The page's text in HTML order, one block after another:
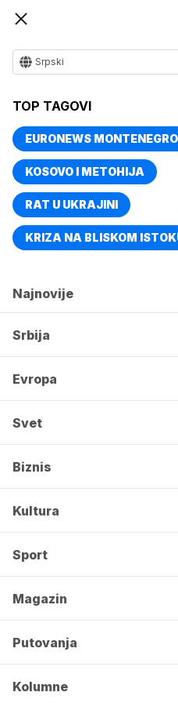
Srpski
TOP TAGOVI
EURONEWS MONTENEGRO
KOSOVO I METOHIJA
RAT U UKRAJINI
KRIZA NA BLISKOM
Najnovije
Srbija
Evropa
Svet
Biznis
Kultura
Sport
Magazin
Putovanja
Kolumne
TOP
Naslovna Srbija
Kurti:
ličnom